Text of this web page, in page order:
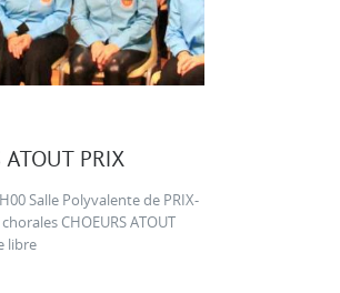
ATOUT PRIX
Salle Polyvalente de PRIX-
CHOEURS ATOUT
libre